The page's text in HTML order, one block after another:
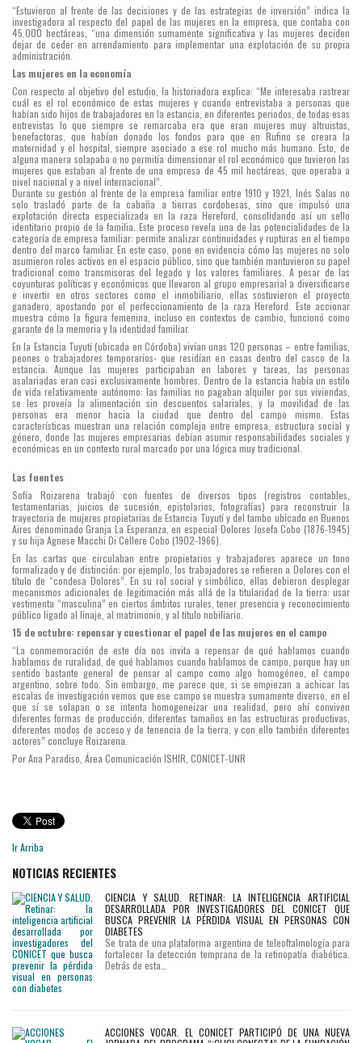
“Estuvieron al frente de las decisiones y de las estrategias de inversión” indica la
investigadora al respecto del papel de las mujeres en la empresa, que contaba con
45.000 hectáreas, “una dimensión sumamente significativa y las mujeres deciden
dejar de ceder en arrendamiento para implementar una explotación de su propia
administración.
Las mujeres en la economía
Con respecto al objetivo del estudio, la historiadora explica: “Me interesaba rastrear
cuál es el rol económico de estas mujeres y cuando entrevistaba a personas que
habían sido hijos de trabajadores en la estancia, en diferentes periodos, de todas esas
entrevistas lo que siempre se remarcaba era que eran mujeres muy altruistas,
benefactoras, que habían donado los fondos para que en Rufino se creara la
maternidad y el hospital, siempre asociado a ese rol mucho más humano. Esto, de
alguna manera solapaba o no permitía dimensionar el rol económico que tuvieron las
mujeres que estaban al frente de una empresa de 45 mil hectáreas, que operaba a
nivel nacional y a nivel internacional”.
Durante su gestión al frente de la empresa familiar entre 1910 y 1921, Inés Salas no
solo trasladó parte de la cabaña a tierras cordobesas, sino que impulsó una
explotación directa especializada en la raza Hereford, consolidando así un sello
identitario propio de la familia. Este proceso revela una de las potencialidades de la
categoría de empresa familiar: permite analizar continuidades y rupturas en el tiempo
dentro del marco familiar. En este caso, pone en evidencia cómo las mujeres no solo
asumieron roles activos en el espacio público, sino que también mantuvieron su papel
tradicional como transmisoras del legado y los valores familiares. A pesar de las
coyunturas políticas y económicas que llevaron al grupo empresarial a diversificarse
e invertir en otros sectores como el inmobiliario, ellas sostuvieron el proyecto
ganadero, apostando por el perfeccionamiento de la raza Hereford. Este accionar
muestra cómo la figura femenina, incluso en contextos de cambio, funcionó como
garante de la memoria y la identidad familiar.
En la Estancia Tuyutí (ubicada en Córdoba) vivían unas 120 personas – entre familias,
peones o trabajadores temporarios- que residían en casas dentro del casco de la
estancia. Aunque las mujeres participaban en labores y tareas, las personas
asalariadas eran casi exclusivamente hombres. Dentro de la estancia había un estilo
de vida relativamente autónomo: las familias no pagaban alquiler por sus viviendas,
se les proveía la alimentación sin descuentos salariales, y la movilidad de las
personas era menor hacia la ciudad que dentro del campo mismo. Estas
características muestran una relación compleja entre empresa, estructura social y
género, donde las mujeres empresarias debían asumir responsabilidades sociales y
económicas en un contexto rural marcado por una lógica muy tradicional.
Las fuentes
Sofía Roizarena trabajó con fuentes de diversos tipos (registros contables,
testamentarias, juicios de sucesión, epistolarios, fotografías) para reconstruir la
trayectoria de mujeres propietarias de Estancia Tuyutí y del tambo ubicado en Buenos
Aires denominado Granja La Esperanza, en especial Dolores Josefa Cobo (1876-1945)
y su hija Agnese Macchi Di Cellere Cobo (1902-1966).
En las cartas que circulaban entre propietarios y trabajadores aparece un tono
formalizado y de distinción: por ejemplo, los trabajadores se refieren a Dolores con el
título de “condesa Dolores”. En su rol social y simbólico, ellas debieron desplegar
mecanismos adicionales de legitimación más allá de la titularidad de la tierra: usar
vestimenta “masculina” en ciertos ámbitos rurales, tener presencia y reconocimiento
público ligado al linaje, al matrimonio, y al título nobiliario.
15 de octubre: repensar y cuestionar el papel de las mujeres en el campo
“La conmemoración de este día nos invita a repensar de qué hablamos cuando
hablamos de ruralidad, de qué hablamos cuando hablamos de campo, porque hay un
sentido bastante general de pensar al campo como algo homogéneo, el campo
argentino, sobre todo. Sin embargo, me parece que, si se empiezan a achicar las
escalas de investigación vemos que ese campo se muestra sumamente diverso, en el
que sí se solapan o se intenta homogeneizar una realidad, pero ahí conviven
diferentes formas de producción, diferentes tamaños en las estructuras productivas,
diferentes modos de acceso y de tenencia de la tierra, y con ello también diferentes
actores” concluye Roizarena.
Por Ana Paradiso, Área Comunicación ISHIR, CONICET-UNR
Ir Arriba
NOTICIAS RECIENTES
CIENCIA Y SALUD. RETINAR: LA INTELIGENCIA ARTIFICIAL
DESARROLLADA POR INVESTIGADORES DEL CONICET QUE
BUSCA PREVENIR LA PÉRDIDA VISUAL EN PERSONAS CON
DIABETES
Se trata de una plataforma argentina de teleoftalmología para
fortalecer la detección temprana de la retinopatía diabética.
Detrás de esta…
ACCIONES VOCAR. EL CONICET PARTICIPÓ DE UNA NUEVA